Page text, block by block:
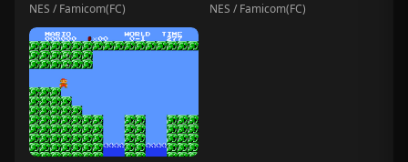
NES / Famicom(FC)
NES / Famicom(FC)